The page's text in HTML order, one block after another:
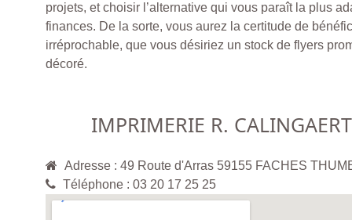
projets, et choisir l’alternative qui vous paraît la plus
finances. De la sorte, vous aurez la certitude de
irréprochable, que vous désiriez un stock de flyers
décoré.
IMPRIMERIE R. CALINGAERT
Adresse : 49 Route d'Arras 59155 FACHES
Téléphone : 03 20 17 25 25